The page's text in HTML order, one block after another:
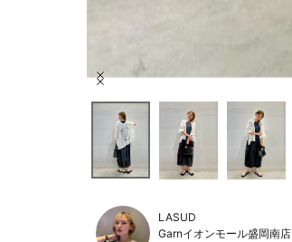
Item
LASUD
Garnイオンモール盛岡南店